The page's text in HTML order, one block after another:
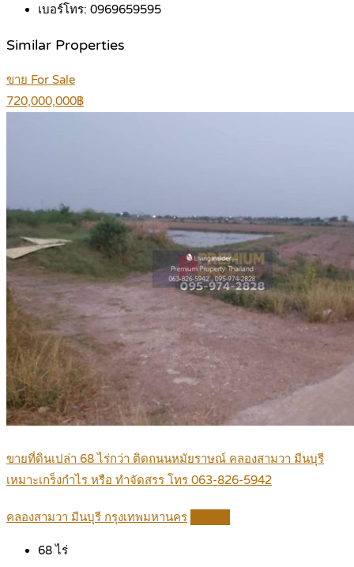
เบอร์โทร: 0969659595
Similar Properties
ขาย For Sale
720,000,000฿
ขายที่ดินเปล่า 68 ไร่กว่า ติดถนนหมัยราษณ์ คลองสามวา มีนบุรี
เหมาะเกร็งกำไร หรือ ทำจัดสรร โทร 063-826-5942
คลองสามวา มีนบุรี กรุงเทพมหานคร
68 ไร่